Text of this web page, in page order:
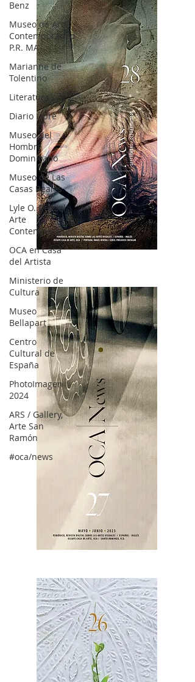
Benz
Museo de Arte
Contemporáneo
P.R. MA
Marianne de
Tolentino
Literatura
Diario Libre
Museo del
Hombre
Dominicano
Museo de Las
Casas Reales
Lyle O. Reitzel
Arte
Contemporáneo
OCA en Casa
del Artista
Ministerio de
Cultura
Museo
Bellapart
Centro
Cultural de
España
PhotoImagen
2024
ARS / Gallery,
Arte San
Ramón
#oca/news
OCA|News 28 / Julio-Agosto-Septiembre, 2023